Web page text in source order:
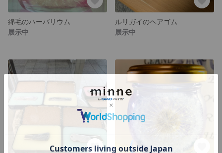
綿毛のハーバリウム
展示中
ルリガイのヘアゴム
展示中